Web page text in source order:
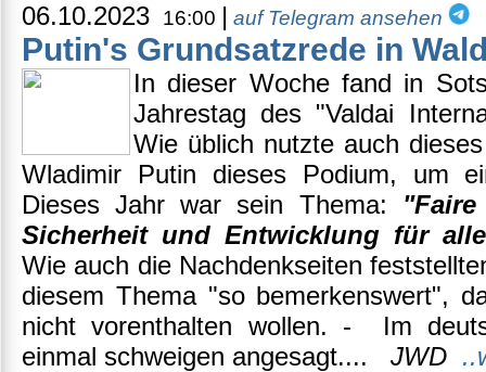
06.10.2023 16:00 | auf Telegram ansehen
Putin's Grundsatzrede in
In dieser Woche fand in
Jahrestag des "Valdai
Wie üblich nutzte auch
Wladimir Putin dieses Podium, um
Dieses Jahr war sein Thema:
Sicherheit und Entwicklung für
Wie auch die Nachdenkseiten
diesem Thema "so bemerkenswert",
nicht vorenthalten wollen. - Im
einmal schweigen angesagt.... JWD